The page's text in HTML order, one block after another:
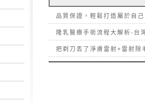
品質保證，輕鬆打造屬於自
隆乳醫療手術流程大解析-台
把剃刀丟了淨膚雷射+雷射除